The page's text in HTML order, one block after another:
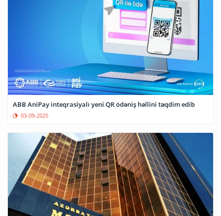
ABB AniPay inteqrasiyalı yeni QR ödəniş həllini təqdim edib
03-09-2025